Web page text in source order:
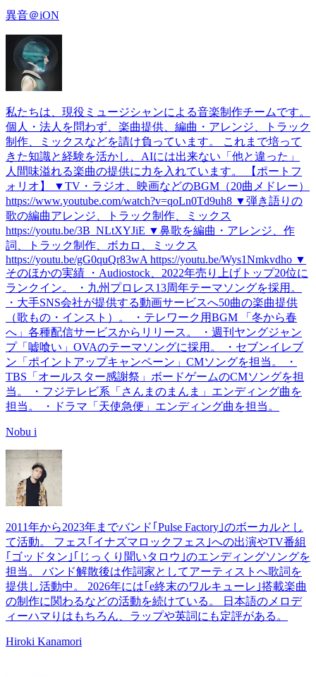
異音＠iON
私たちは、現役ミュージシャンによる音楽制作チームです。
個人・法人を問わず、楽曲提供、編曲・アレンジ、トラック
制作、ミックスなどを請け負っています。 これまで培って
きた知識と経験を活かし、AIには出来ない「他と違った」
人間味溢れる楽曲の提供に力を入れています。 【ポートフ
ォリオ】 ▼TV・ラジオ、映画などのBGM（20曲メドレー）
https://www.youtube.com/watch?v=qoLn0Td9uh8 ▼弾き語りの
歌の編曲アレンジ、トラック制作、ミックス
https://youtu.be/3B_NLtXYJiE ▼鼻歌を編曲・アレンジ、作
詞、トラック制作、ボカロ、ミックス
https://youtu.be/gG0quQr83wA https://youtu.be/Wys1Nmkvdho ▼
そのほかの実績 ・Audiostock、2022年売り上げトップ20位に
ランクイン。 ・九州プロレス13周年テーマソングを採用。
・大手SNS会社が提供する動画サービスへ50曲の楽曲提供
（歌もの・インスト）。 ・テレワーク用BGM 「冬から春
へ」各種配信サービスからリリース。 ・週刊ヤングジャン
プ「嘘喰い」OVAのテーマソングに採用。 ・セブンイレブ
ン「ポイントアップキャンペーン」CMソングを担当。 ・
TBS「オールスター感謝祭」ボードゲームのCMソングを担
当。 ・フジテレビ系「さんまのまんま」エンディング曲を
担当。 ・ドラマ「天使急便」エンディング曲を担当。
Nobu i
2011年から2023年までバンド｢Pulse Factory｣のボーカルとし
て活動。 フェス｢イナズマロックフェス｣への出演やTV番組
｢ゴッドタン｣｢じっくり聞いタロウ｣のエンディングソングを
担当。 バンド解散後は作詞家としてアーティストへ歌詞を
提供し活動中。 2026年には｢e終末のワルキューレ｣搭載楽曲
の制作に関わるなどの活動を続けている。 日本語のメロデ
ィーハマりはもちろん、ラップや英詞にも定評がある。
Hiroki Kanamori